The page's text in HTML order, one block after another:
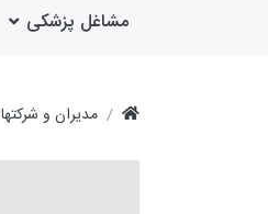
مشاغل پزشکی
مدیران و شرکتها